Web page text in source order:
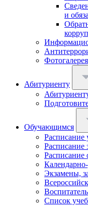
и
Фотогалерея
Абитуриенту
Обучающимся
Расписание
Расписание
Расписание
Экзамены,
Список